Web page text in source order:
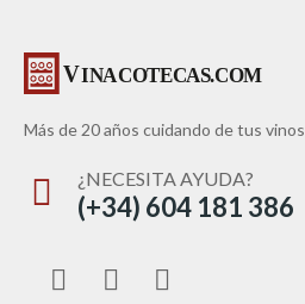
Más de 20 años cuidando de tus vinos
¿NECESITA AYUDA?
(+34) 604 181 386